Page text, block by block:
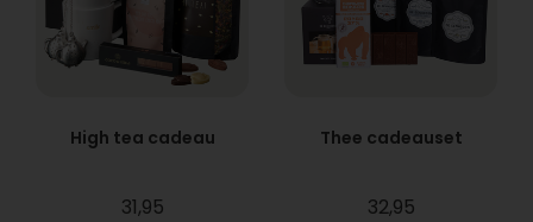
High tea cadeau
31,95
Thee cadeauset
32,95